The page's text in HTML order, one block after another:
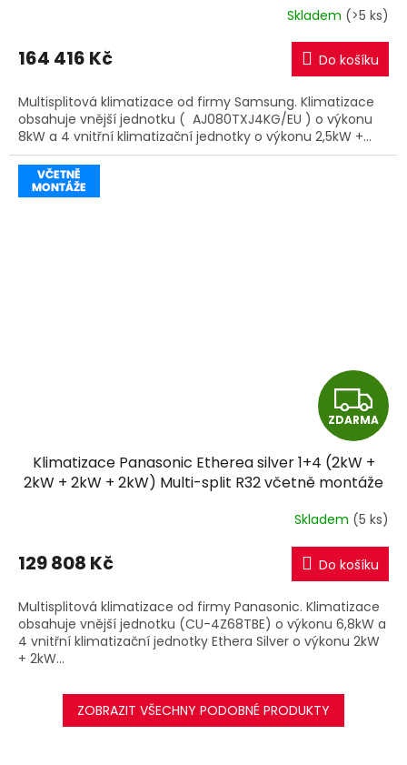
R
M
A
Skladem (>5 ks)
164 416 Kč Do košíku
Multisplitová klimatizace od firmy Samsung. Klimatizace
obsahuje vnější jednotku ( AJ080TXJ4KG/EU ) o výkonu
8kW a 4 vnitřní klimatizační jednotky o výkonu 2,5kW +...
Z
D
A
R
M
A
ZDARMA
Klimatizace Panasonic Etherea silver 1+4 (2kW +
2kW + 2kW + 2kW) Multi-split R32 včetně montáže
Skladem (5 ks)
129 808 Kč Do košíku
Multisplitová klimatizace od firmy Panasonic. Klimatizace
obsahuje vnější jednotku (CU-4Z68TBE) o výkonu 6,8kW a
4 vnitřní klimatizační jednotky Ethera Silver o výkonu 2kW
+ 2kW...
ZOBRAZIT VŠECHNY PODOBNÉ PRODUKTY